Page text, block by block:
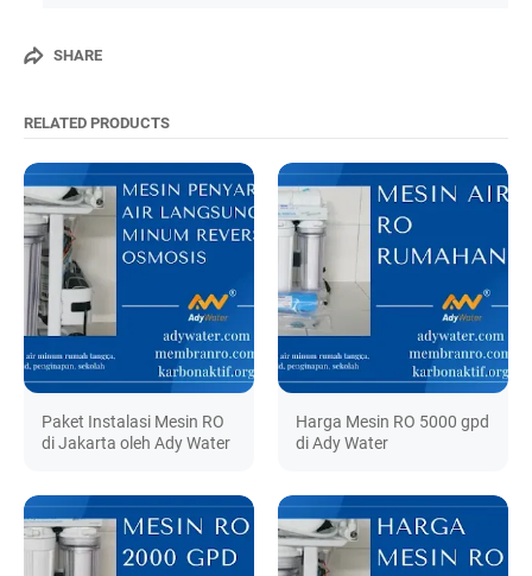
SHARE
RELATED PRODUCTS
Paket Instalasi Mesin RO
di Jakarta oleh Ady Water
Harga Mesin RO 5000 gpd
di Ady Water